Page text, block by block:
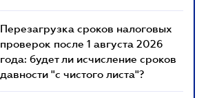
Перезагрузка сроков налоговых
проверок после 1 августа 2026
года: будет ли исчисление сроков
давности "с чистого листа"?